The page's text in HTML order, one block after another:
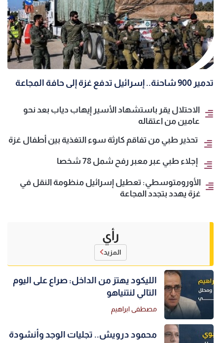
تدمير 900 شاحنة.. إسرائيل تدفع غزة إلى حافة المجاعة
الاحتلال يقر باستشهاد الأسير إيهاب دياب بعد نحو
عامين من اعتقاله
تحذير طبي من تفاقم كارثة سوء التغذية بين أطفال غزة
إجلاء طبي عبر معبر رفح شمل 78 شخصا
الأورومتوسطي: تعطيل إسرائيل منظومة النقل في
غزة يهدد بتجدد المجاعة
رأي
المزيد
الليكود يهتز من الداخل: صراع على اليوم
التالي لنتنياهو
مصطفى ابراهيم
محمود درويش.. تجليات الوجد وأنشودة